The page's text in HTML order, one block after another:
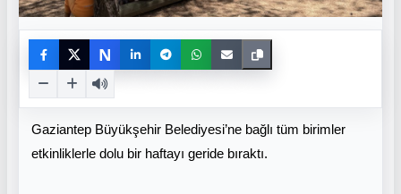
N
Gaziantep Büyükşehir Belediyesi’ne bağlı tüm birimler
etkinliklerle dolu bir haftayı geride bıraktı.